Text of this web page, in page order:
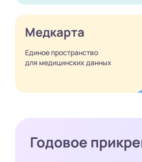
Медкарта
Единое пространство
для медицинских данных
Годовое